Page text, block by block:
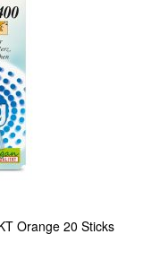
Orange 20 Sticks